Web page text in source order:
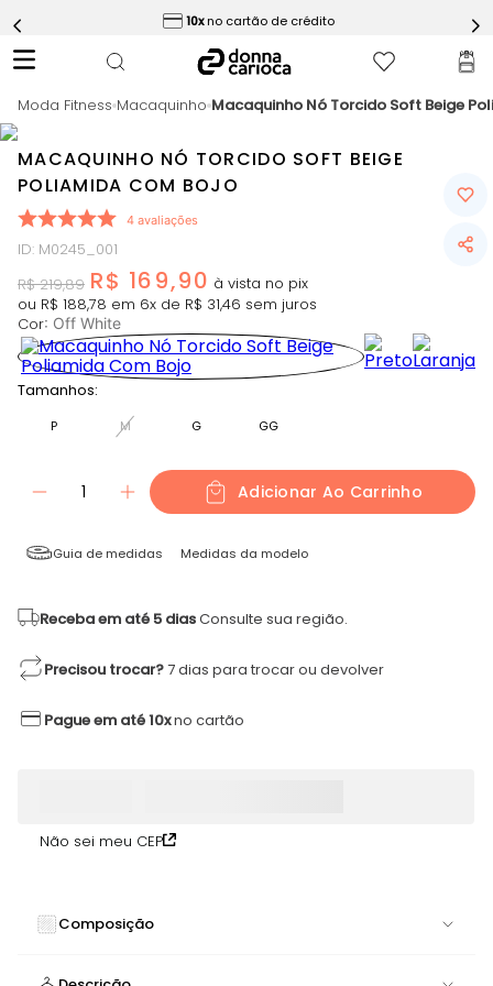
10x no cartão de crédito
Moda Fitness Macaquinho Macaquinho Nó Torcido Soft Beige
MACAQUINHO NÓ TORCIDO SOFT BEIGE
POLIAMIDA COM BOJO
4 avaliações
ID: M0245_001
R$ 219,89 R$ 169,90
ou R$ 188,78 em 6x de R$ 31,46 sem juros
Cor: Off White
Tamanhos:
P M G GG
1 Adicionar Ao Carrinho
Guia de medidas Medidas da modelo
Receba em até 5 diasConsulte sua região.
Precisou trocar?7 dias para trocar ou devolver
Pague em até 10xno cartão
Não sei meu CEP
Composição
Epic Vermelho
7º Conjunto
9º Challenge Azul
10ºUltimate Rosa